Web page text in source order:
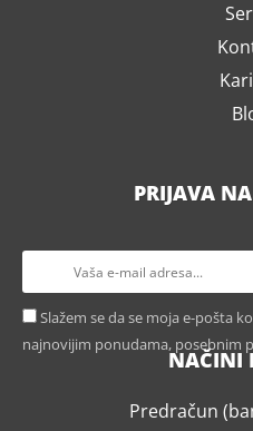
PRIJAVA
Slažem se da se moja e-pošta
najnovijim ponudama, posebnim
NAČINI
Predračun